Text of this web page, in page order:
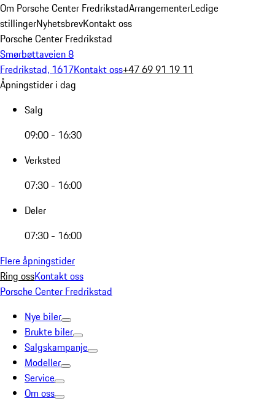
Om Porsche Center FredrikstadArrangementerLedige
stillingerNyhetsbrevKontakt oss
Porsche Center Fredrikstad
Smørbøttaveien 8
Fredrikstad, 1617Kontakt oss+47 69 91 19 11
Åpningstider i dag
Salg
09:00 - 16:30
Verksted
07:30 - 16:00
Deler
07:30 - 16:00
Flere åpningstider
Ring ossKontakt oss
Porsche Center Fredrikstad
Nye biler
Brukte biler
Salgskampanje
Modeller
Service
Om oss